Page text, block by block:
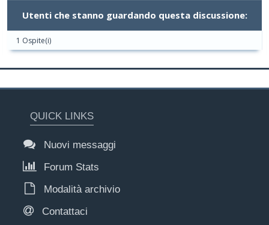
Utenti che stanno guardando questa discussione:
1 Ospite(i)
QUICK LINKS
Nuovi messaggi
Forum Stats
Modalità archivio
Contattaci